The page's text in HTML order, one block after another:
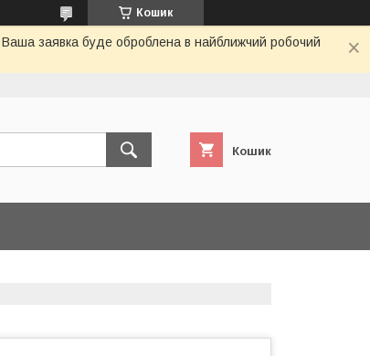
Кошик
Ваша заявка буде оброблена в найближчий робочий
Кошик